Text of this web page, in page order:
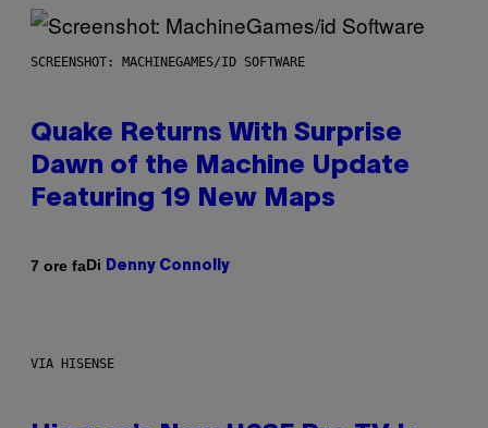
SCREENSHOT: MACHINEGAMES/ID SOFTWARE
Quake Returns With Surprise
Dawn of the Machine Update
Featuring 19 New Maps
7 ore faDi Denny Connolly
VIA HISENSE